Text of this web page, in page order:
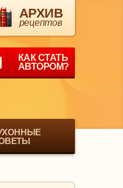
АРХИВ
рецептов
КАК СТАТЬ
АВТОРОМ?